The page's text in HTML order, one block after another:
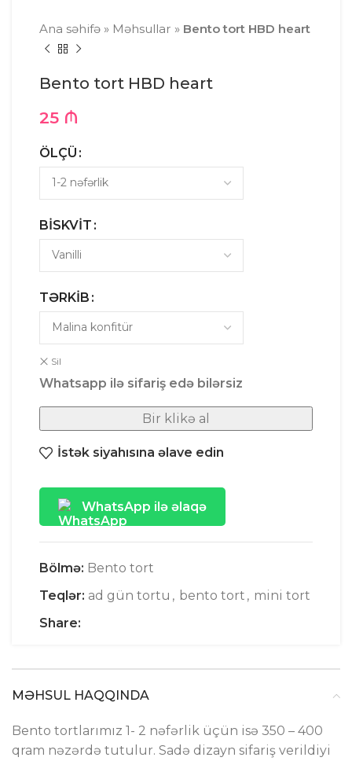
Ana səhifə » Məhsullar » Bento tort HBD heart
Bento tort HBD heart
25 ₼
ÖLÇÜ
BISKVIT
TƏRKIB
Sil
Whatsapp ilə sifariş edə bilərsiz
Bir klikə al
İstək siyahısına əlave edin
WhatsApp ilə əlaqə
Bölmə: Bento tort
Teqlər: ad gün tortu , bento tort , mini tort
Share:
MƏHSUL HAQQINDA
Bento tortlarımız 1- 2 nəfərlik üçün isə 350 – 400
qram nəzərdə tutulur. Sadə dizayn sifariş verildiyi